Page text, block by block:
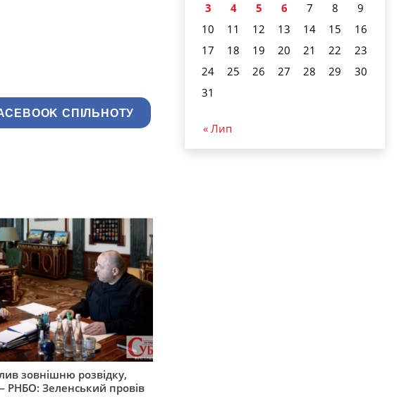
СПІЛЬНОТУ
зовнішню розвідку,
Зеленський провів
3
4 5 6 7 8
9
10
11 12 13 14 15
16
17
18 19 20 21 22
23
24
25 26 27 28 29
30
31
« Лип